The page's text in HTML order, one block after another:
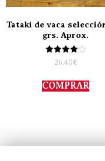
Tataki de vaca
grs. Aprox.
Valorado
con
de 5
26,40€
COMPRAR